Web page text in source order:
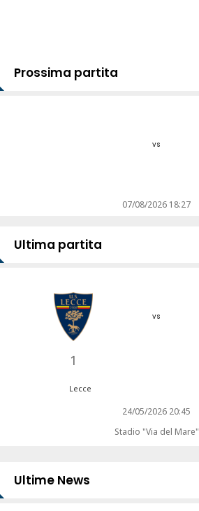
Prossima partita
vs
07/08/2026 18:27
Ultima partita
1
vs
Lecce
24/05/2026 20:45
Stadio "Via del Mare"
Ultime News